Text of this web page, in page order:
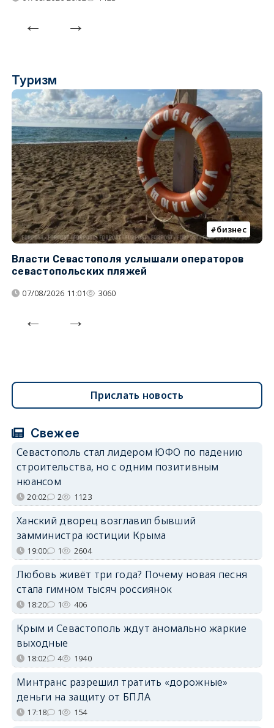
Туризм
бизнес
Власти Севастополя услышали операторов
севастопольских пляжей
07/08/2026 11:01 3060
Прислать новость
Свежее
Севастополь стал лидером ЮФО по падению
строительства, но с одним позитивным
нюансом
20:02 2 1123
Ханский дворец возглавил бывший
замминистра юстиции Крыма
19:00 1 2604
Любовь живёт три года? Почему новая песня
стала гимном тысяч россиянок
18:20 1 406
Крым и Севастополь ждут аномально жаркие
выходные
18:02 4 1940
Минтранс разрешил тратить «дорожные»
деньги на защиту от БПЛА
17:18 1 154